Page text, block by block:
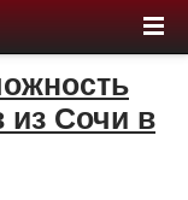
из Сочи в